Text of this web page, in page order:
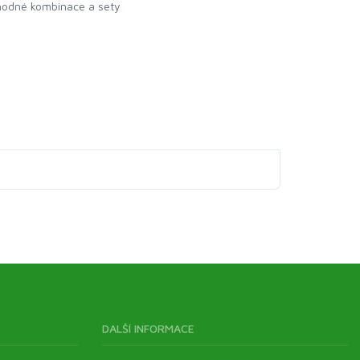
kombinace a sety
DALŠÍ INFORMACE